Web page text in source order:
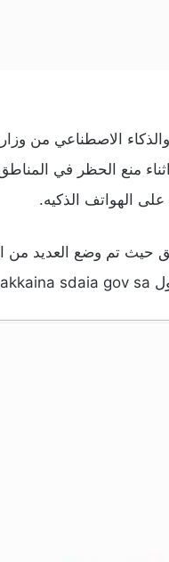
الاصطناعي من
الهواتف الذكيه.
حيث تم وضع العديد من